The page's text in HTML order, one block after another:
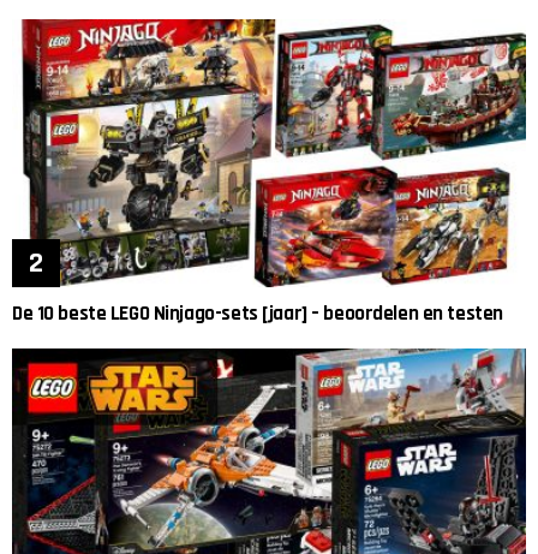
De 10 beste LEGO Ninjago-sets [jaar] – beoordelen en testen